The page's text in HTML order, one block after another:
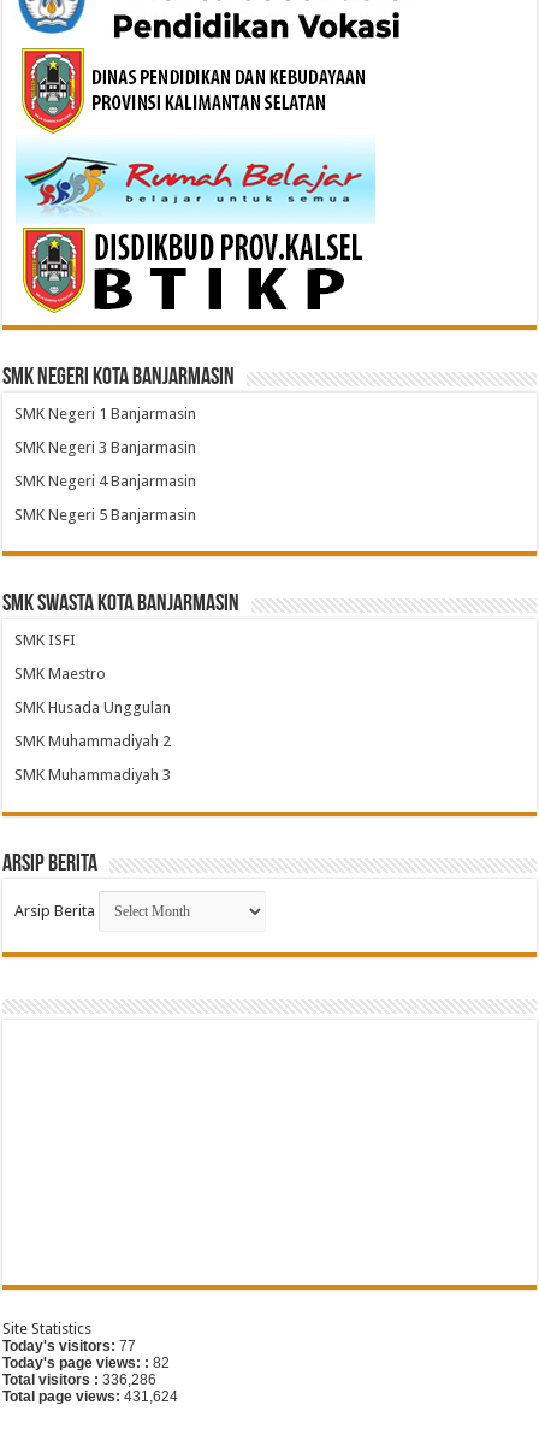
SMK Negeri Kota Banjarmasin
SMK Negeri 1 Banjarmasin
SMK Negeri 3 Banjarmasin
SMK Negeri 4 Banjarmasin
SMK Negeri 5 Banjarmasin
SMK Swasta Kota Banjarmasin
SMK ISFI
SMK Maestro
SMK Husada Unggulan
SMK Muhammadiyah 2
SMK Muhammadiyah 3
Arsip Berita
Arsip Berita
G
Site Statistics
Today's visitors:77
Today's page views: :82
Total visitors :336,286
Total page views:431,624